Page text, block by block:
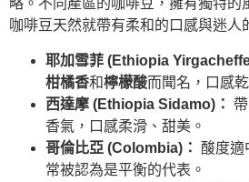
略。不同產區的咖啡豆，擁有獨特的
咖啡豆天然就帶有柔和的口感與迷人
耶加雪菲 (Ethiopia
柑橘香和檸檬酸而聞名，口感
西達摩 (Ethiopia Sidamo)：
香氣，口感柔滑、甜美。
哥倫比亞 (Colombia)：
酸度適
常被認為是平衡的代表。